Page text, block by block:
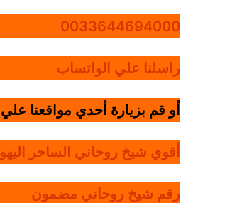
0033644694000
راسلنا علي الواتساب
أو قم بزيارة أحدي مواقعنا علي
أقوي شيخ روحاني الساحر
رقم شيخ روحاني مضمون